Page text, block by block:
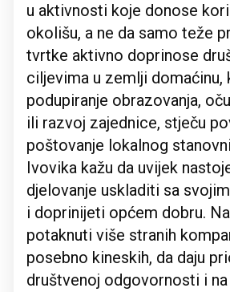
u aktivnosti koje donose
okolišu, a ne da samo teže
tvrtke aktivno doprinose
ciljevima u zemlji domaćinu,
podupiranje obrazovanja,
ili razvoj zajednice, stječu
poštovanje lokalnog
Ivovika kažu da uvijek
djelovanje uskladiti sa
i doprinijeti općem dobru.
potaknuti više stranih
posebno kineskih, da daju
društvenoj odgovornosti i na